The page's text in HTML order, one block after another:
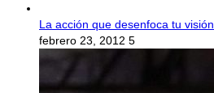
La acción que desenfoca tu visión
febrero 23, 2012 5